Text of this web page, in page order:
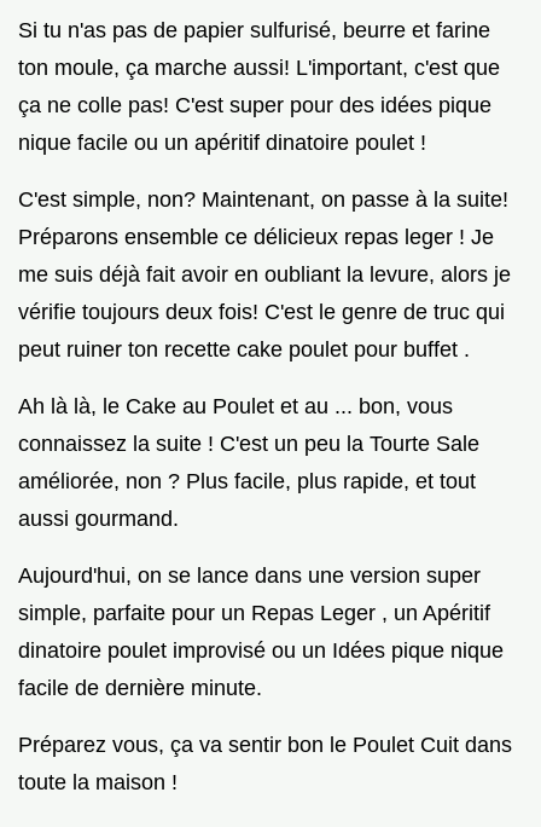
Si tu n'as pas de papier sulfurisé, beurre et farine
ton moule, ça marche aussi! L'important, c'est que
ça ne colle pas! C'est super pour des idées pique
nique facile ou un apéritif dinatoire poulet !
C'est simple, non? Maintenant, on passe à la suite!
Préparons ensemble ce délicieux repas leger ! Je
me suis déjà fait avoir en oubliant la levure, alors je
vérifie toujours deux fois! C'est le genre de truc qui
peut ruiner ton recette cake poulet pour buffet .
Ah là là, le Cake au Poulet et au ... bon, vous
connaissez la suite ! C'est un peu la Tourte Sale
améliorée, non ? Plus facile, plus rapide, et tout
aussi gourmand.
Aujourd'hui, on se lance dans une version super
simple, parfaite pour un Repas Leger , un Apéritif
dinatoire poulet improvisé ou un Idées pique nique
facile de dernière minute.
Préparez vous, ça va sentir bon le Poulet Cuit dans
toute la maison !